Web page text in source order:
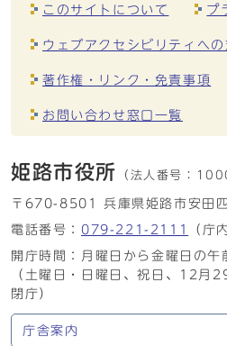
このサイトについて プ
ウェブアクセシビリティへの
著作権・リンク・免責事項
お問い合わせ窓口一覧
姫路市役所 （法人番号：
〒670-8501 兵庫県姫路市安田
電話番号： 079-221-2111
（庁
開庁時間：月曜日から金曜日の
（土曜日・日曜日、祝日、12月
閉庁）
庁舎案内